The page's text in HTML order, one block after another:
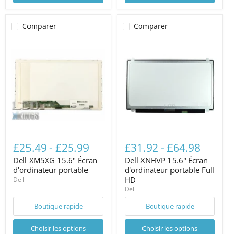
Comparer
£25.49 - £25.99
Dell XM5XG 15.6" Écran
d'ordinateur portable
Dell
Boutique rapide
Choisir les options
Comparer
£31.92 - £64.98
Dell XNHVP 15.6" Écran
d'ordinateur portable Full
HD
Dell
Boutique rapide
Choisir les options